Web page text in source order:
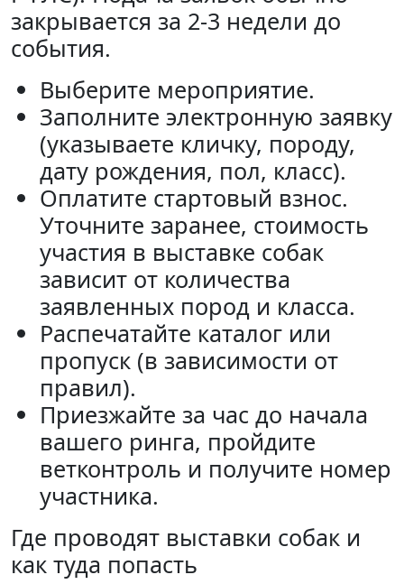
закрывается за 2-3 недели до
события.
Выберите мероприятие.
Заполните электронную заявку
(указываете кличку, породу,
дату рождения, пол, класс).
Оплатите стартовый взнос.
Уточните заранее, стоимость
участия в выставке собак
зависит от количества
заявленных пород и класса.
Распечатайте каталог или
пропуск (в зависимости от
правил).
Приезжайте за час до начала
вашего ринга, пройдите
ветконтроль и получите номер
участника.
Где проводят выставки собак и
как туда попасть